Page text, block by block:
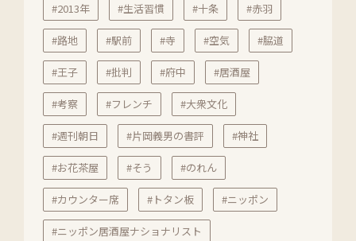
#2013年 #生活習慣 #十条 #赤羽
#路地 #駅前 #寺 #空気 #脇道
#王子 #批判 #府中 #居酒屋
#考察 #フレンチ #大衆文化
#週刊朝日 #片岡義男の書評 #神社
#お花茶屋 #そう #のれん
#カウンター席 #トタン板 #ニッポン
#ニッポン居酒屋ナショナリスト